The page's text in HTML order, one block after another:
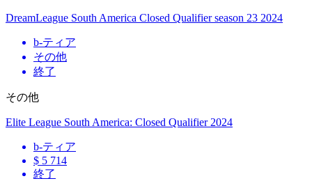
DreamLeague South America Closed Qualifier season 23 2024
b-ティア
その他
終了
その他
Elite League South America: Closed Qualifier 2024
b-ティア
$ 5 714
終了